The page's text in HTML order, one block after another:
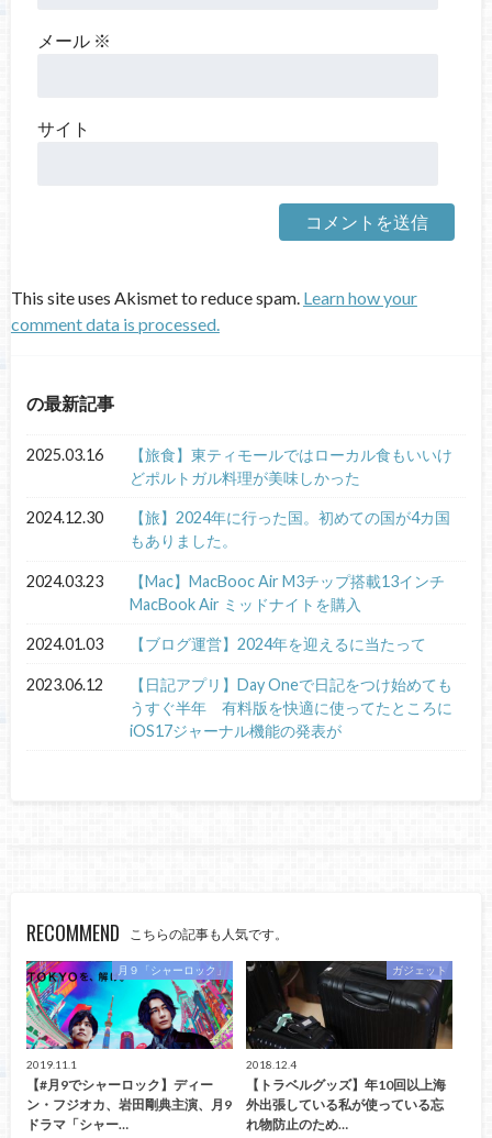
メール ※
サイト
This site uses Akismet to reduce spam. Learn how your
comment data is processed.
の最新記事
2025.03.16
【旅食】東ティモールではローカル食もいいけ
どポルトガル料理が美味しかった
2024.12.30
【旅】2024年に行った国。初めての国が4カ国
もありました。
2024.03.23
【Mac】MacBooc Air M3チップ搭載13インチ
MacBook Air ミッドナイトを購入
2024.01.03 【ブログ運営】2024年を迎えるに当たって
2023.06.12
【日記アプリ】Day Oneで日記をつけ始めても
うすぐ半年 有料版を快適に使ってたところに
iOS17ジャーナル機能の発表が
RECOMMEND こちらの記事も人気です。
月９「シャーロック」
2019.11.1
【#月9でシャーロック】ディー
ン・フジオカ、岩田剛典主演、月9
ドラマ「シャー…
ガジェット
2018.12.4
【トラベルグッズ】年10回以上海
外出張している私が使っている忘
れ物防止のため…